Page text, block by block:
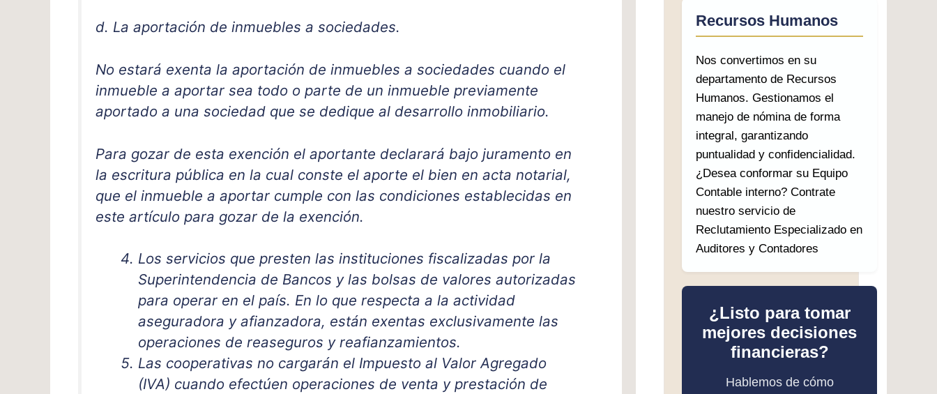
d. La aportación de inmuebles a sociedades.
No estará exenta la aportación de inmuebles a sociedades cuando el
inmueble a aportar sea todo o parte de un inmueble previamente
aportado a una sociedad que se dedique al desarrollo inmobiliario.
Para gozar de esta exención el aportante declarará bajo juramento en
la escritura pública en la cual conste el aporte el bien en acta notarial,
que el inmueble a aportar cumple con las condiciones establecidas en
este artículo para gozar de la exención.
Los servicios que presten las instituciones fiscalizadas por la
Superintendencia de Bancos y las bolsas de valores autorizadas
para operar en el país. En lo que respecta a la actividad
aseguradora y afianzadora, están exentas exclusivamente las
operaciones de reaseguros y reafianzamientos.
Las cooperativas no cargarán el Impuesto al Valor Agregado
(IVA) cuando efectúen operaciones de venta y prestación de
Recursos Humanos
Nos convertimos en su
departamento de Recursos
Humanos. Gestionamos el
manejo de nómina de forma
integral, garantizando
puntualidad y confidencialidad.
¿Desea conformar su Equipo
Contable interno? Contrate
nuestro servicio de
Reclutamiento Especializado en
Auditores y Contadores
¿Listo para tomar
mejores decisiones
financieras?
Hablemos de cómo